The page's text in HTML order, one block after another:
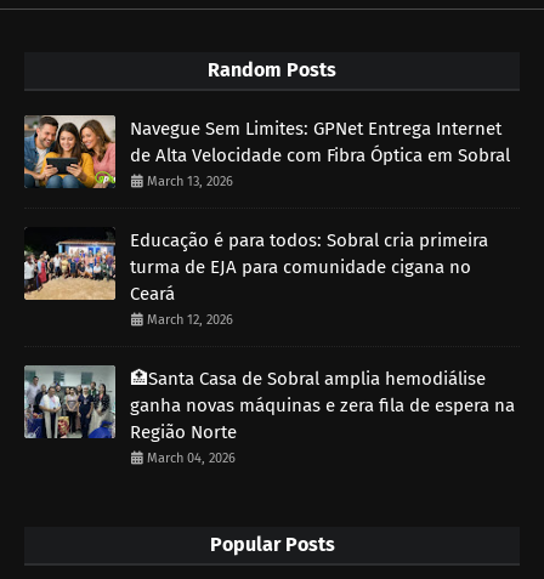
Random Posts
Navegue Sem Limites: GPNet Entrega Internet
de Alta Velocidade com Fibra Óptica em Sobral
March 13, 2026
Educação é para todos: Sobral cria primeira
turma de EJA para comunidade cigana no
Ceará
March 12, 2026
🏥Santa Casa de Sobral amplia hemodiálise
ganha novas máquinas e zera fila de espera na
Região Norte
March 04, 2026
Popular Posts